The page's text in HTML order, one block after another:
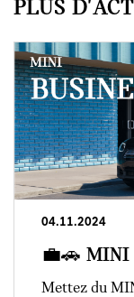
PLUS
04.11.2024
💼🚗 MINI
Mettez du